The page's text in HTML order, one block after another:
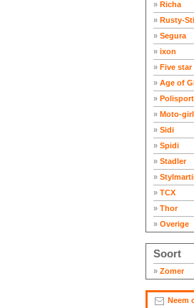
» Richa
» Rusty-
» Segura
» ixon
» Five star
» Age of
» Polisport
» Moto-girl
» Sidi
» Spidi
» Stadler
»
» TCX
» Thor
» Overige
Soort
» Zomer
Neem